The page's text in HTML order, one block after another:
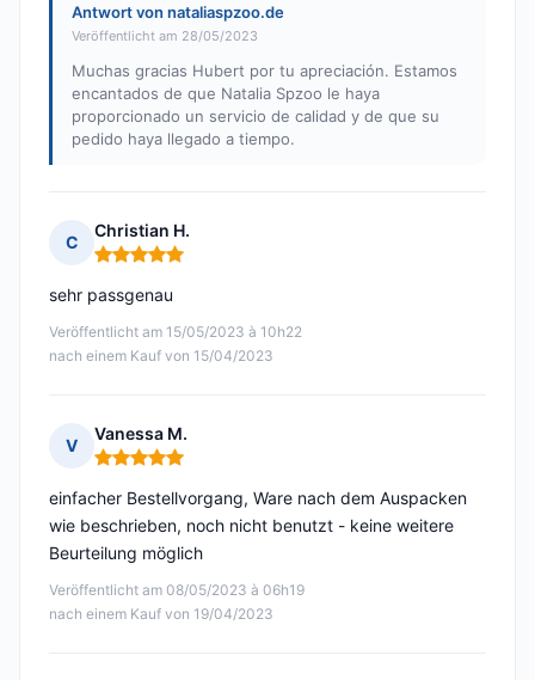
Antwort von nataliaspzoo.de
Veröffentlicht am 28/05/2023
Muchas gracias Hubert por tu apreciación. Estamos
encantados de que Natalia Spzoo le haya
proporcionado un servicio de calidad y de que su
pedido haya llegado a tiempo.
C
Christian H.
Hinweis: 5 von 5
Veröffentlicht am 15/05/2023 à 10h22
nach einem Kauf von 15/04/2023
sehr passgenau
V
Vanessa M.
Hinweis: 5 von 5
Veröffentlicht am 08/05/2023 à 06h19
nach einem Kauf von 19/04/2023
einfacher Bestellvorgang, Ware nach dem Auspacken
wie beschrieben, noch nicht benutzt - keine weitere
Beurteilung möglich